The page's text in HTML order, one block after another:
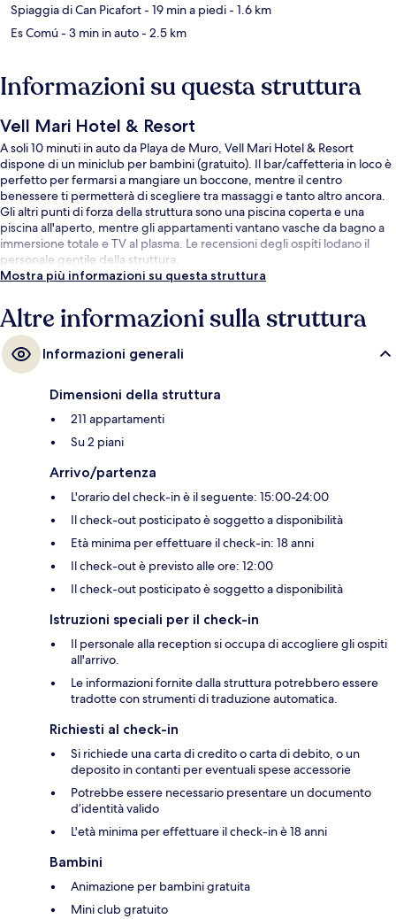
Spiaggia di Can Picafort- 19 min a piedi- 1.6 km
Es Comú- 3 min in auto- 2.5 km
Informazioni su questa struttura
Vell Mari Hotel & Resort
A soli 10 minuti in auto da Playa de Muro, Vell Mari Hotel & Resort
dispone di un miniclub per bambini (gratuito). Il bar/caffetteria in loco è
perfetto per fermarsi a mangiare un boccone, mentre il centro
benessere ti permetterà di scegliere tra massaggi e tanto altro ancora.
Gli altri punti di forza della struttura sono una piscina coperta e una
piscina all'aperto, mentre gli appartamenti vantano vasche da bagno a
immersione totale e TV al plasma. Le recensioni degli ospiti lodano il
personale gentile della struttura.
Mostra più informazioni su questa struttura
Altre informazioni sulla struttura
Informazioni generali
Dimensioni della struttura
211 appartamenti
Su 2 piani
Arrivo/partenza
L'orario del check-in è il seguente: 15:00-24:00
Il check-out posticipato è soggetto a disponibilità
Età minima per effettuare il check-in: 18 anni
Il check-out è previsto alle ore: 12:00
Il check-out posticipato è soggetto a disponibilità
Istruzioni speciali per il check-in
Il personale alla reception si occupa di accogliere gli ospiti
all'arrivo.
Le informazioni fornite dalla struttura potrebbero essere
tradotte con strumenti di traduzione automatica.
Richiesti al check-in
Si richiede una carta di credito o carta di debito, o un
deposito in contanti per eventuali spese accessorie
Potrebbe essere necessario presentare un documento
d’identità valido
L'età minima per effettuare il check-in è 18 anni
Bambini
Animazione per bambini gratuita
Mini club gratuito